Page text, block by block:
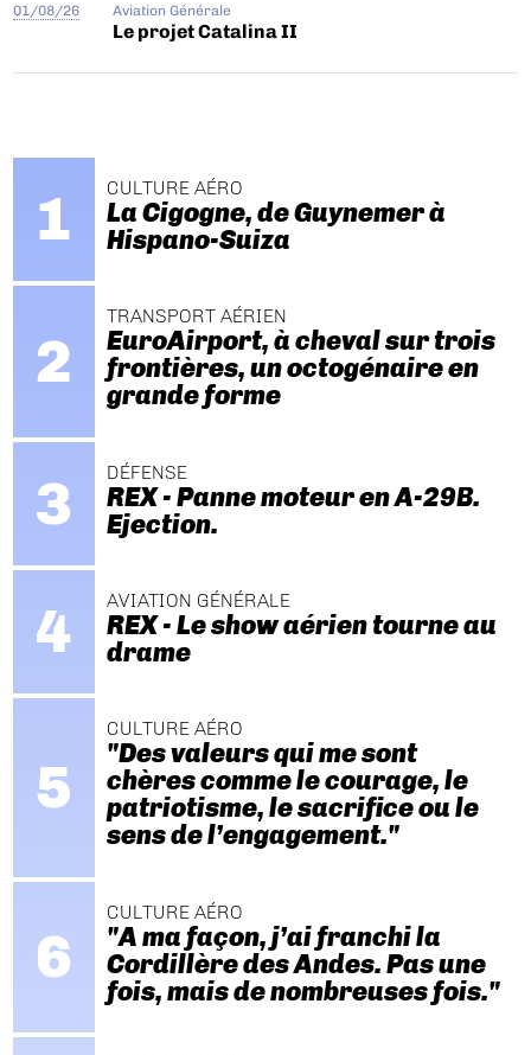
01/08/26 Aviation Générale
Le projet Catalina II
CULTURE AÉRO
La Cigogne, de Guynemer à
Hispano-Suiza
TRANSPORT AÉRIEN
EuroAirport, à cheval sur trois
frontières, un octogénaire en
grande forme
DÉFENSE
REX - Panne moteur en A-29B.
Ejection.
AVIATION GÉNÉRALE
REX - Le show aérien tourne au
drame
CULTURE AÉRO
"Des valeurs qui me sont
chères comme le courage, le
patriotisme, le sacrifice ou le
sens de l’engagement."
CULTURE AÉRO
"A ma façon, j’ai franchi la
Cordillère des Andes. Pas une
fois, mais de nombreuses fois."